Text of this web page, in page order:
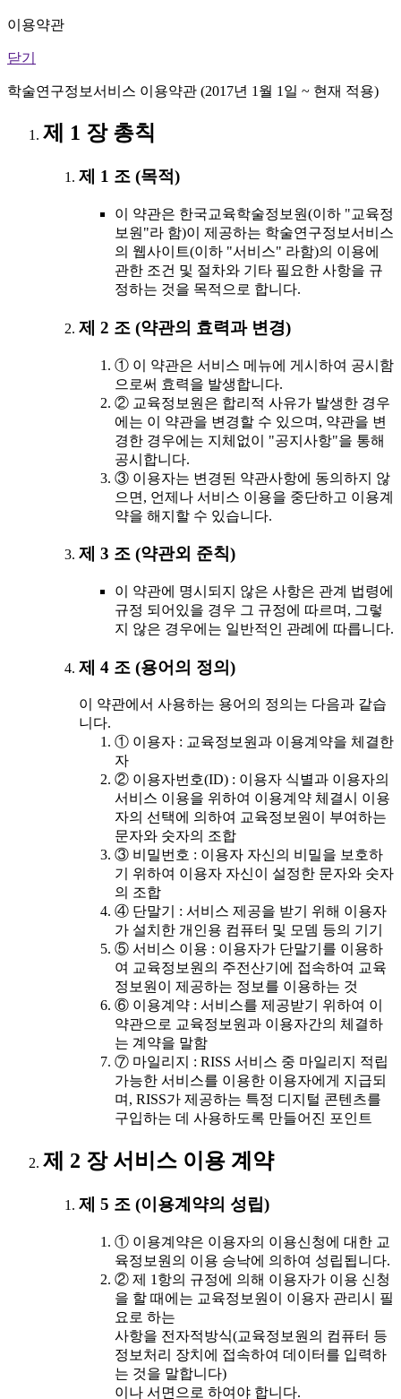
이용약관
닫기
학술연구정보서비스 이용약관 (2017년 1월 1일 ~ 현재 적용)
제 1 장 총칙
제 1 조 (목적)
이 약관은 한국교육학술정보원(이하 "교육정
보원"라 함)이 제공하는 학술연구정보서비스
의 웹사이트(이하 "서비스" 라함)의 이용에
관한 조건 및 절차와 기타 필요한 사항을 규
정하는 것을 목적으로 합니다.
제 2 조 (약관의 효력과 변경)
① 이 약관은 서비스 메뉴에 게시하여 공시함
으로써 효력을 발생합니다.
② 교육정보원은 합리적 사유가 발생한 경우
에는 이 약관을 변경할 수 있으며, 약관을 변
경한 경우에는 지체없이 "공지사항"을 통해
공시합니다.
③ 이용자는 변경된 약관사항에 동의하지 않
으면, 언제나 서비스 이용을 중단하고 이용계
약을 해지할 수 있습니다.
제 3 조 (약관외 준칙)
이 약관에 명시되지 않은 사항은 관계 법령에
규정 되어있을 경우 그 규정에 따르며, 그렇
지 않은 경우에는 일반적인 관례에 따릅니다.
제 4 조 (용어의 정의)
이 약관에서 사용하는 용어의 정의는 다음과 같습
니다.
① 이용자 : 교육정보원과 이용계약을 체결한
자
② 이용자번호(ID) : 이용자 식별과 이용자의
서비스 이용을 위하여 이용계약 체결시 이용
자의 선택에 의하여 교육정보원이 부여하는
문자와 숫자의 조합
③ 비밀번호 : 이용자 자신의 비밀을 보호하
기 위하여 이용자 자신이 설정한 문자와 숫자
의 조합
④ 단말기 : 서비스 제공을 받기 위해 이용자
가 설치한 개인용 컴퓨터 및 모뎀 등의 기기
⑤ 서비스 이용 : 이용자가 단말기를 이용하
여 교육정보원의 주전산기에 접속하여 교육
정보원이 제공하는 정보를 이용하는 것
⑥ 이용계약 : 서비스를 제공받기 위하여 이
약관으로 교육정보원과 이용자간의 체결하
는 계약을 말함
⑦ 마일리지 : RISS 서비스 중 마일리지 적립
가능한 서비스를 이용한 이용자에게 지급되
며, RISS가 제공하는 특정 디지털 콘텐츠를
구입하는 데 사용하도록 만들어진 포인트
제 2 장 서비스 이용 계약
제 5 조 (이용계약의 성립)
① 이용계약은 이용자의 이용신청에 대한 교
육정보원의 이용 승낙에 의하여 성립됩니다.
② 제 1항의 규정에 의해 이용자가 이용 신청
을 할 때에는 교육정보원이 이용자 관리시 필
요로 하는
사항을 전자적방식(교육정보원의 컴퓨터 등
정보처리 장치에 접속하여 데이터를 입력하
는 것을 말합니다)
이나 서면으로 하여야 합니다.